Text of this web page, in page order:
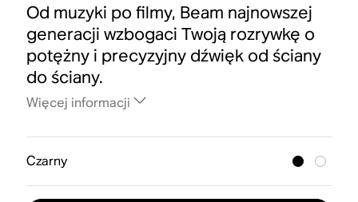
Od muzyki po filmy, Beam najnowszej
generacji wzbogaci Twoją rozrywkę o
potężny i precyzyjny dźwięk od ściany
do ściany.
Więcej informacji
Czarny